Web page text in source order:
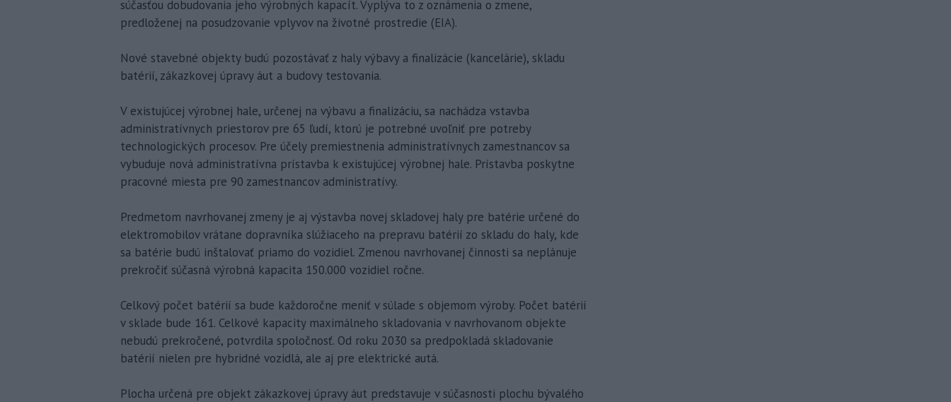
súčasťou dobudovania jeho výrobných kapacít. Vyplýva to z oznámenia o zmene,
predloženej na posudzovanie vplyvov na životné prostredie (EIA).
Nové stavebné objekty budú pozostávať z haly výbavy a finalizácie (kancelárie), skladu
batérií, zákazkovej úpravy áut a budovy testovania.
V existujúcej výrobnej hale, určenej na výbavu a finalizáciu, sa nachádza vstavba
administratívnych priestorov pre 65 ľudí, ktorú je potrebné uvoľniť pre potreby
technologických procesov. Pre účely premiestnenia administratívnych zamestnancov sa
vybuduje nová administratívna prístavba k existujúcej výrobnej hale. Prístavba poskytne
pracovné miesta pre 90 zamestnancov administratívy.
Predmetom navrhovanej zmeny je aj výstavba novej skladovej haly pre batérie určené do
elektromobilov vrátane dopravníka slúžiaceho na prepravu batérií zo skladu do haly, kde
sa batérie budú inštalovať priamo do vozidiel. Zmenou navrhovanej činnosti sa neplánuje
prekročiť súčasná výrobná kapacita 150.000 vozidiel ročne.
Celkový počet batérií sa bude každoročne meniť v súlade s objemom výroby. Počet batérií
v sklade bude 161. Celkové kapacity maximálneho skladovania v navrhovanom objekte
nebudú prekročené, potvrdila spoločnosť. Od roku 2030 sa predpokladá skladovanie
batérií nielen pre hybridné vozidlá, ale aj pre elektrické autá.
Plocha určená pre objekt zákazkovej úpravy áut predstavuje v súčasnosti plochu bývalého